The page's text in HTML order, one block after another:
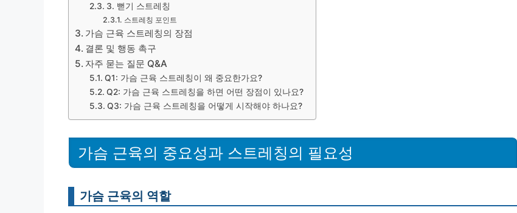
3. 뻗기 스트레칭
스트레칭 포인트
가슴 근육 스트레칭의 장점
결론 및 행동 촉구
자주 묻는 질문 Q&A
Q1: 가슴 근육 스트레칭이 왜 중요한가요?
Q2: 가슴 근육 스트레칭을 하면 어떤 장점이 있나요?
Q3: 가슴 근육 스트레칭을 어떻게 시작해야 하나요?
가슴 근육의 중요성과 스트레칭의 필요성
가슴 근육의 역할